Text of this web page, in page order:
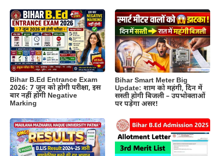
Bihar B.Ed Entrance Exam
2026: 7 जून को होगी परीक्षा, इस
बार नहीं होगी Negative
Marking
Bihar Smart Meter Big
Update: शाम को महंगी, दिन में
सस्ती होगी बिजली – उपभोक्ताओं
पर पड़ेगा असर!